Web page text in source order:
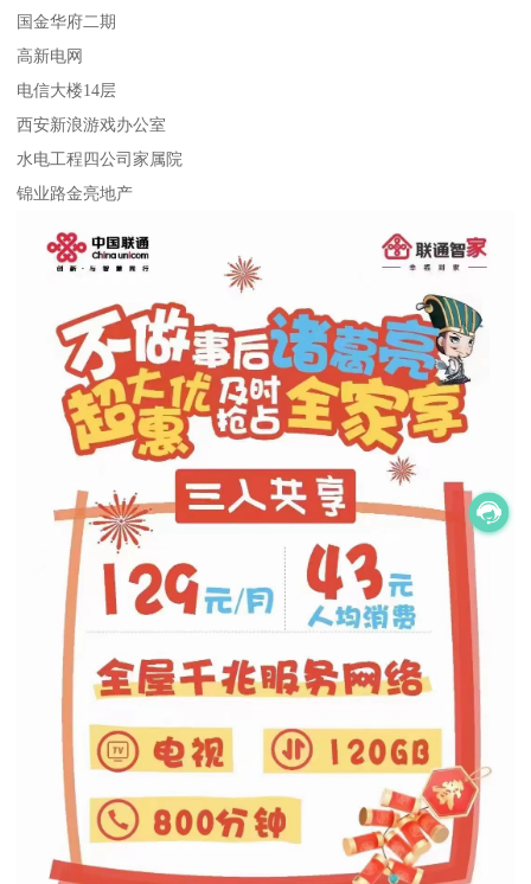
国金华府二期
高新电网
电信大楼14层
西安新浪游戏办公室
水电工程四公司家属院
锦业路金亮地产